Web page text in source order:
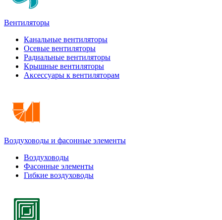
Вентиляторы
Канальные вентиляторы
Осевые вентиляторы
Радиальные вентиляторы
Крышные вентиляторы
Аксессуары к вентиляторам
Воздуховоды и фасонные элементы
Воздуховоды
Фасонные элементы
Гибкие воздуховоды